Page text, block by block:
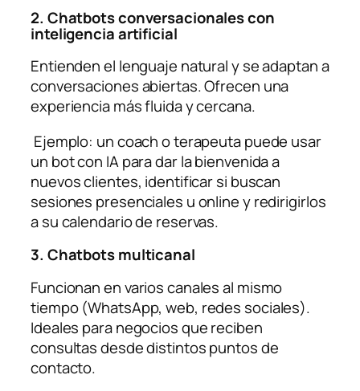
2. Chatbots conversacionales con
inteligencia artificial
Entienden el lenguaje natural y se adaptan a
conversaciones abiertas. Ofrecen una
experiencia más fluida y cercana.
Ejemplo: un coach o terapeuta puede usar
un bot con IA para dar la bienvenida a
nuevos clientes, identificar si buscan
sesiones presenciales u online y redirigirlos
a su calendario de reservas.
3. Chatbots multicanal
Funcionan en varios canales al mismo
tiempo (WhatsApp, web, redes sociales).
Ideales para negocios que reciben
consultas desde distintos puntos de
contacto.